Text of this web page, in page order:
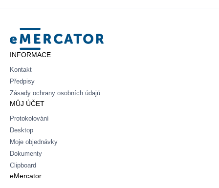
Mercator
INFORMACE
Kontakt
Předpisy
Zásady ochrany osobních údajů
MŮJ ÚČET
Protokolování
Desktop
Moje objednávky
Dokumenty
Clipboard
eMercator